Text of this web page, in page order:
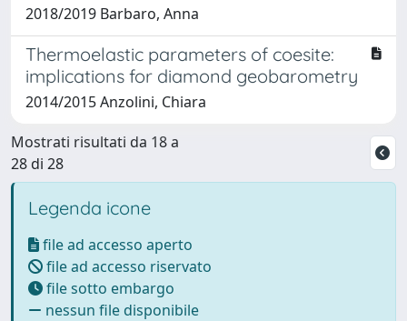
2018/2019 Barbaro, Anna
Thermoelastic parameters of coesite:
implications for diamond geobarometry
2014/2015 Anzolini, Chiara
Mostrati risultati da 18 a
28 di 28
Legenda icone
file ad accesso aperto
file ad accesso riservato
file sotto embargo
nessun file disponibile